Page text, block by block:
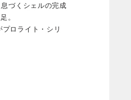
づくシェルの完成
。
ロライト・シリ